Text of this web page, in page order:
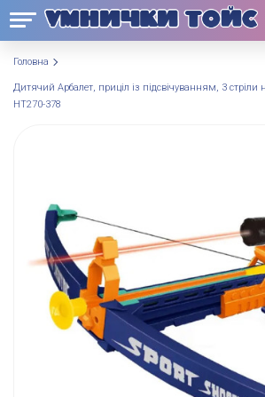
Головна
Дитячий Арбалет, приціл із підсвічуванням, 3 стріли
HT270-378